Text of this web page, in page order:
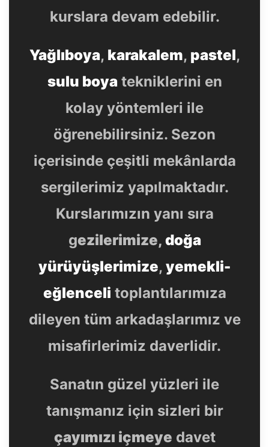
kurslara devam edebilir.
Yağlıboya, karakalem, pastel,
sulu boyatekniklerini en
kolay yöntemleri ile
öğrenebilirsiniz. Sezon
içerisinde çeşitli mekânlarda
sergilerimiz yapılmaktadır.
Kurslarımızın yanı sıra
gezilerimize, doğa
yürüyüşlerimize, yemekli-
eğlenceli toplantılarımıza
dileyen tüm arkadaşlarımız ve
misafirlerimiz daverlidir.
Sanatın güzel yüzleri ile
tanışmanız için sizleri bir
çayımızı içmeye davet